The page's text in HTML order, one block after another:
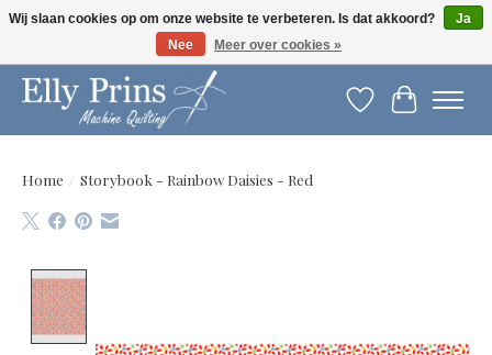
Let op: gewijzigde openingstijden!
Verlanglijst
Home / Storybook - Rainbow Daisies - Red
Wij slaan cookies op om onze website te verbeteren. Is dat akkoord?
Ja
Nee
Meer over cookies »